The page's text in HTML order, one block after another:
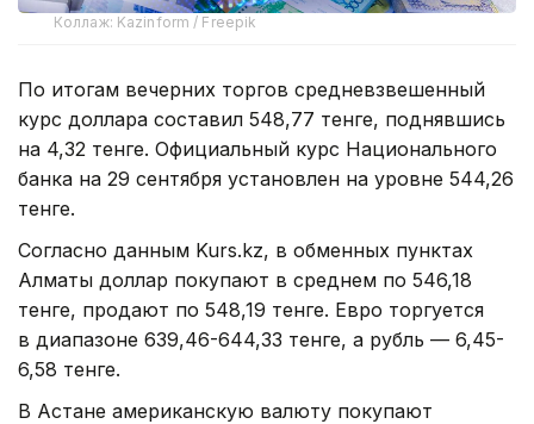
Коллаж: Kazinform / Freepik
По итогам вечерних торгов средневзвешенный
курс доллара составил 548,77 тенге, поднявшись
на 4,32 тенге. Официальный курс Национального
банка на 29 сентября установлен на уровне 544,26
тенге.
Согласно данным Kurs.kz, в обменных пунктах
Алматы доллар покупают в среднем по 546,18
тенге, продают по 548,19 тенге. Евро торгуется
в диапазоне 639,46-644,33 тенге, а рубль — 6,45-
6,58 тенге.
В Астане американскую валюту покупают